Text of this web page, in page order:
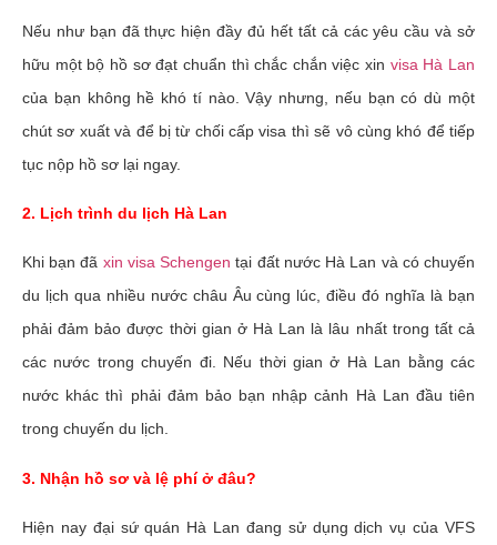
Nếu như bạn đã thực hiện đầy đủ hết tất cả các yêu cầu và sở
hữu một bộ hồ sơ đạt chuẩn thì chắc chắn việc xin visa Hà Lan
của bạn không hề khó tí nào. Vậy nhưng, nếu bạn có dù một
chút sơ xuất và để bị từ chối cấp visa thì sẽ vô cùng khó để tiếp
tục nộp hồ sơ lại ngay.
2. Lịch trình du lịch Hà Lan
Khi bạn đã xin visa Schengen tại đất nước Hà Lan và có chuyến
du lịch qua nhiều nước châu Âu cùng lúc, điều đó nghĩa là bạn
phải đảm bảo được thời gian ở Hà Lan là lâu nhất trong tất cả
các nước trong chuyến đi. Nếu thời gian ở Hà Lan bằng các
nước khác thì phải đảm bảo bạn nhập cảnh Hà Lan đầu tiên
trong chuyến du lịch.
3. Nhận hồ sơ và lệ phí ở đâu?
Hiện nay đại sứ quán Hà Lan đang sử dụng dịch vụ của VFS